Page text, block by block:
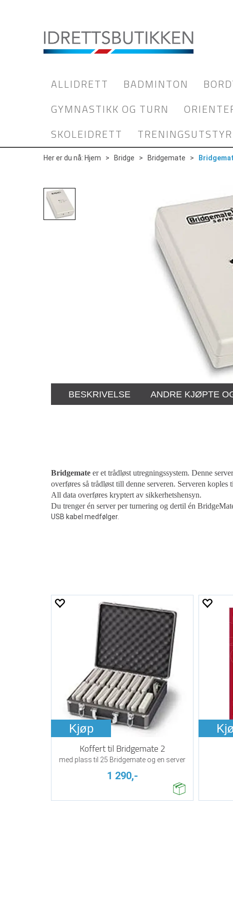
ALLIDRETT BADMINTON
GYMNASTIKK OG TURN
SKOLEIDRETT
TRENINGSUTSTYR
Her er du nå: Hjem > Bridge > Bridgemate >
BESKRIVELSE ANDRE KJØPTE
Bridgemate er et trådløst utregningssystem. Denne
overføres så trådløst till denne serveren. Serveren
All data overføres kryptert av sikkerhetshensyn.
Du trenger én server per turnering og dertil én
USB kabel medfølger.
Kjøp
Koffert til Bridgemate 2
med plass til 25 Bridgemate og en server
1 290,-